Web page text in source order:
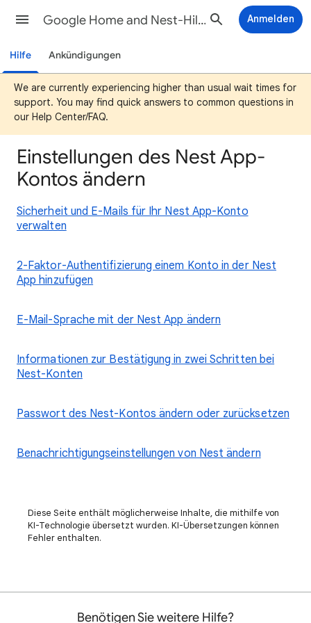
Google Home and Nest-Hilfe Anmelden
Hilfe Ankündigungen
We are currently experiencing higher than usual wait times for
support. You may find quick answers to common questions in
our Help Center/FAQ.
Einstellungen des Nest App-
Kontos ändern
Sicherheit und E-Mails für Ihr Nest App-Konto
verwalten
2-Faktor-Authentifizierung einem Konto in der Nest
App hinzufügen
E-Mail-Sprache mit der Nest App ändern
Informationen zur Bestätigung in zwei Schritten bei
Nest-Konten
Passwort des Nest-Kontos ändern oder zurücksetzen
Benachrichtigungseinstellungen von Nest ändern
Diese Seite enthält möglicherweise Inhalte, die mithilfe von
KI-Technologie übersetzt wurden. KI-Übersetzungen können
Fehler enthalten.
Benötigen Sie weitere Hilfe?